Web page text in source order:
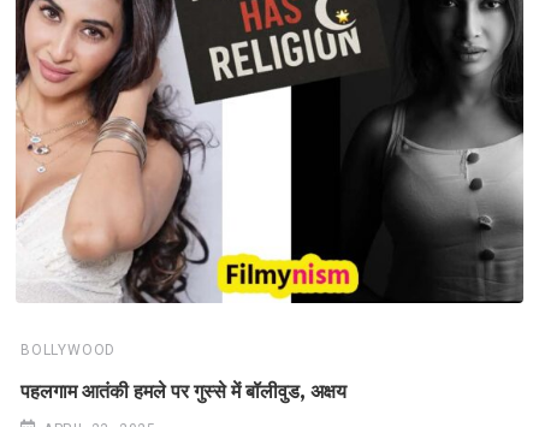
BOLLYWOOD
पहलगाम आतंकी हमले पर गुस्से में बॉलीवुड, अक्षय